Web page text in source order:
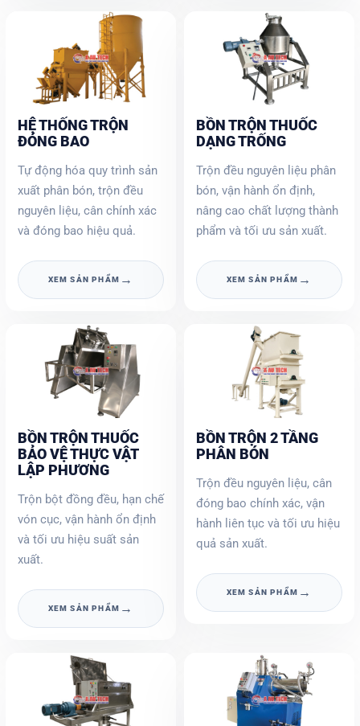
HỆ THỐNG TRỘN
ĐÓNG BAO
Tự động hóa quy trình sản
xuất phân bón, trộn đều
nguyên liệu, cân chính xác
và đóng bao hiệu quả.
XEM SẢN PHẨM →
BỒN TRỘN THUỐC
DẠNG TRỐNG
Trộn đều nguyên liệu phân
bón, vận hành ổn định,
nâng cao chất lượng thành
phẩm và tối ưu sản xuất.
XEM SẢN PHẨM →
BỒN TRỘN THUỐC
BẢO VỆ THỰC VẬT
LẬP PHƯƠNG
Trộn bột đồng đều, hạn chế
vón cục, vận hành ổn định
và tối ưu hiệu suất sản
xuất.
XEM SẢN PHẨM →
BỒN TRỘN 2 TẦNG
PHÂN BÓN
Trộn đều nguyên liệu, cân
đóng bao chính xác, vận
hành liên tục và tối ưu hiệu
quả sản xuất.
XEM SẢN PHẨM →